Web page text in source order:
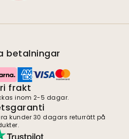
betalningar
frakt
inom 2-5 dagar.
kunder 30 dagars returrätt på